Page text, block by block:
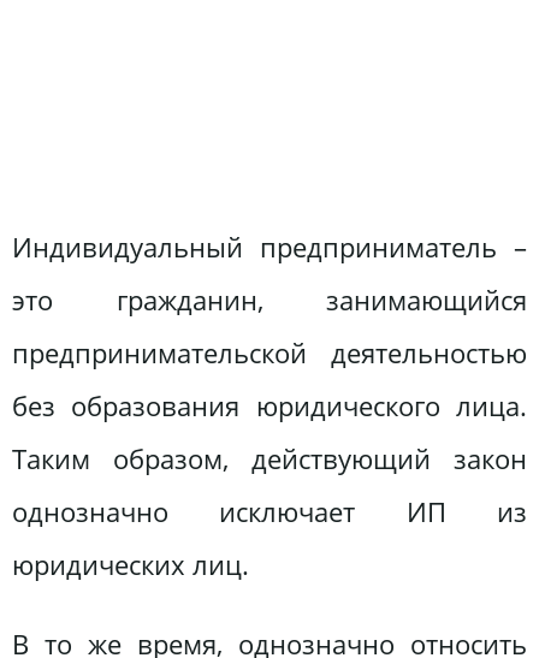
Индивидуальный предприниматель –
это гражданин, занимающийся
предпринимательской деятельностью
без образования юридического лица.
Таким образом, действующий закон
однозначно исключает ИП из
юридических лиц.
В то же время, однозначно относить